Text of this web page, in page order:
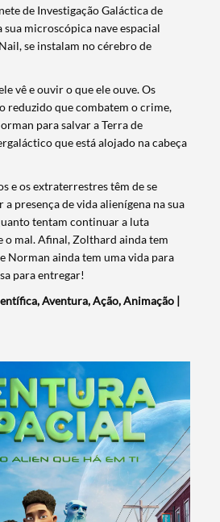
de Investigação Galáctica de
sua microscópica nave espacial
se instalam no cérebro de
vê e ouvir o que ele ouve. Os
reduzido que combatem o crime,
para salvar a Terra de
que está alojado na cabeça
e os extraterrestres têm de se
presença de vida alienígena na sua
tentam continuar a luta
o mal. Afinal, Zolthard ainda tem
Norman ainda tem uma vida para
para entregar!
Aventura, Ação, Animação |